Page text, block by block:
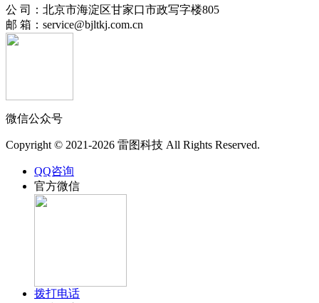
公 司：北京市海淀区甘家口市政写字楼805
邮 箱：service@bjltkj.com.cn
微信公众号
Copyright © 2021-2026 雷图科技 All Rights Reserved.
QQ咨询
官方微信
拨打电话